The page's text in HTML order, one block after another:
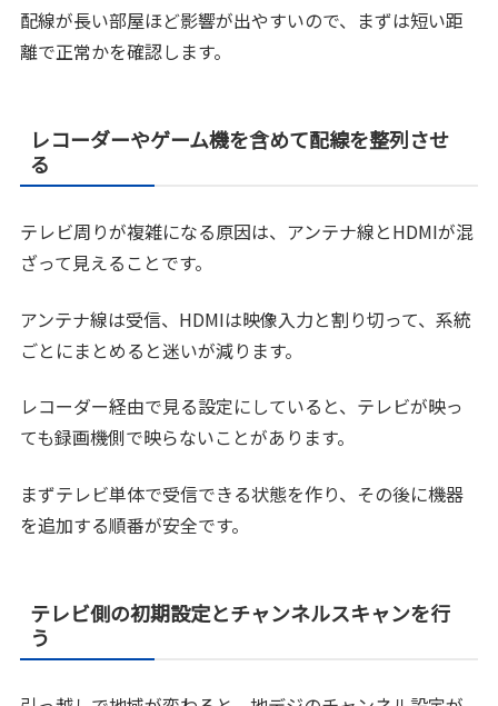
配線が長い部屋ほど影響が出やすいので、まずは短い距
離で正常かを確認します。
レコーダーやゲーム機を含めて配線を整列させ
る
テレビ周りが複雑になる原因は、アンテナ線とHDMIが混
ざって見えることです。
アンテナ線は受信、HDMIは映像入力と割り切って、系統
ごとにまとめると迷いが減ります。
レコーダー経由で見る設定にしていると、テレビが映っ
ても録画機側で映らないことがあります。
まずテレビ単体で受信できる状態を作り、その後に機器
を追加する順番が安全です。
テレビ側の初期設定とチャンネルスキャンを行
う